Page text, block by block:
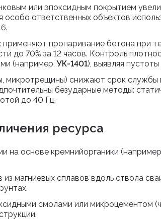
или эпоксидным покрытием
ответственных объектов
применяют пропаривание бетона при
до 70% за 12 часов. Контроль
(например, УК-1401), выявляя
микротрещины) снижают срок службы
безударные методы:
до 40 Гц.
ресурса
на основе кремнийорганики (например,
магниевых сплавов вдоль ствола
смолами или микроцементом